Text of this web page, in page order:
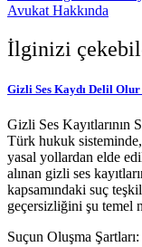
Avukat Hakkında
İlginizi
Gizli Ses Kaydı Delil Olur
Gizli Ses
Türk hukuk
yasal yollardan elde
alınan gizli ses
kapsamındaki suç
geçersizliğini şu temel
Suçun Oluşma